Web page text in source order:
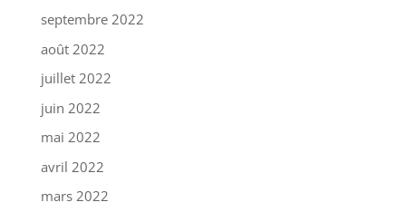
septembre 2022
août 2022
juillet 2022
juin 2022
mai 2022
avril 2022
mars 2022